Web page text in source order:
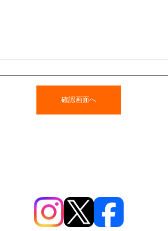
確認画面へ